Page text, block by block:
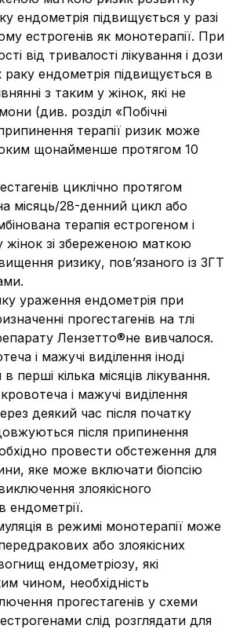
ендометрія підвищується у разі
естрогенів як монотерапії. При
від тривалості лікування і дози
раку ендометрія підвищується в
з таким у жінок, які не
(див. розділ «Побічні
терапії ризик може
щонайменше протягом 10
циклічно протягом
місяць/28-денний цикл або
терапія естрогеном і
жінок зі збереженою маткою
ризику, пов’язаного із ЗГТ
ураження ендометрія при
прогестагенів на тлі
Лензетто®не вивчалося.
і мажучі виділення іноді
перші кілька місяців лікування.
і мажучі виділення
деякий час після початку
після припинення
провести обстеження для
яке може включати біопсію
злоякісного
ендометрії.
в режимі монотерапії може
або злоякісних
ендометріозу, які
чином, необхідність
прогестагенів у схеми
естрогенами слід розглядати для